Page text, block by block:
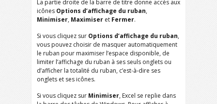
La partie droite de la barre de titre donne accès aux
icônes Options d’affichage du ruban,
Minimiser, Maximiser et Fermer.
Si vous cliquez sur Options d’affichage du ruban,
vous pouvez choisir de masquer automatiquement
le ruban pour maximiser l’espace disponible, de
limiter l’affichage du ruban à ses seuls onglets ou
d’afficher la totalité du ruban, c’est-à-dire ses
onglets et ses icônes.
Si vous cliquez sur Minimiser, Excel se replie dans